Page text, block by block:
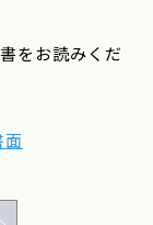
をお読みくだ
面